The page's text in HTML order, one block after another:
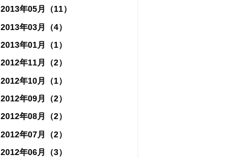
2013年05月（11）
2013年03月（4）
2013年01月（1）
2012年11月（2）
2012年10月（1）
2012年09月（2）
2012年08月（2）
2012年07月（2）
2012年06月（3）